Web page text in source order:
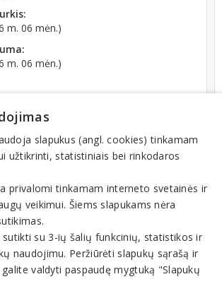
m. 06 mėn.)
m. 06 mėn.)
odontologai
slapukus (angl. cookies) tinkamam
užtikrinti, statistiniais bei rinkodaros
privalomi tinkamam interneto svetainės ir
veikimui. Šiems slapukams nėra
sutikti su 3-ių šalių funkcinių, statistikos ir
naudojimu. Peržiūrėti slapukų sąrašą ir
valdyti paspaudę mygtuką "Slapukų